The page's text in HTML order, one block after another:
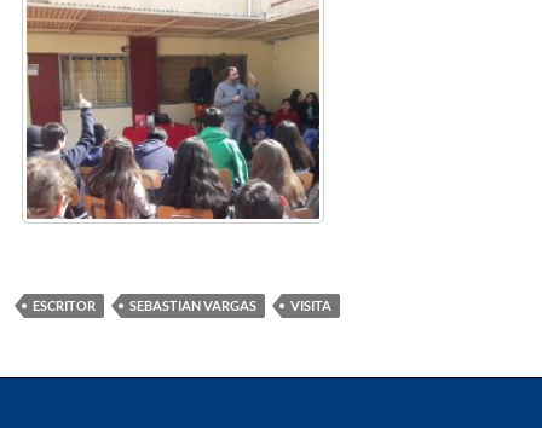
ESCRITOR SEBASTIAN VARGAS VISITA